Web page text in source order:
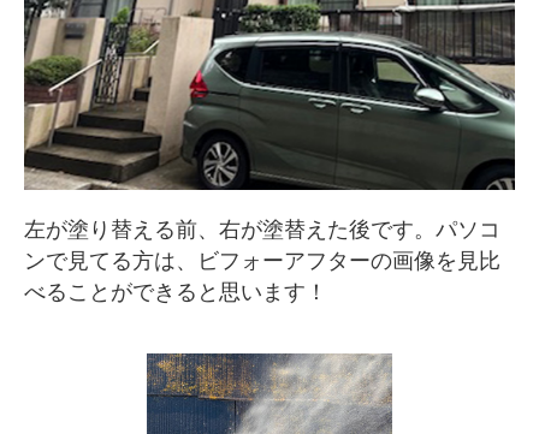
左が塗り替える前、右が塗替えた後です。パソコ
ンで見てる方は、ビフォーアフターの画像を見比
べることができると思います！